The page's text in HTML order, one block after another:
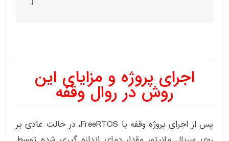
اجرای پروژه و مزایای این
روش در روال وقفه
پس از اجرای پروژه وقفه با FreeRTOS، در حالت عادی بر